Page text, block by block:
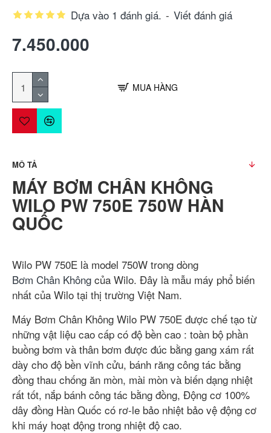
Dựa vào 1 đánh giá. - Viết đánh giá
7.450.000
MUA HÀNG
MÔ TẢ
MÁY BƠM CHÂN KHÔNG
WILO PW 750E 750W HÀN
QUỐC
Wilo PW 750E là model 750W trong dòng
Bơm Chân Không của Wilo. Đây là mẫu máy phổ biến
nhất của Wilo tại thị trường Việt Nam.
Máy Bơm Chân Không Wilo PW 750E được chế tạo từ
những vật liệu cao cấp có độ bền cao : toàn bộ phần
buồng bơm và thân bơm được đúc bằng gang xám rất
dày cho độ bền vĩnh cửu, bánh răng công tác bằng
đồng thau chống ăn mòn, mài mòn và biến dạng nhiệt
rất tốt, nắp bánh công tác bằng đồng, Động cơ 100%
dây đồng Hàn Quốc có rơ-le bảo nhiệt bảo vệ động cơ
khi máy hoạt động trong nhiệt độ cao.